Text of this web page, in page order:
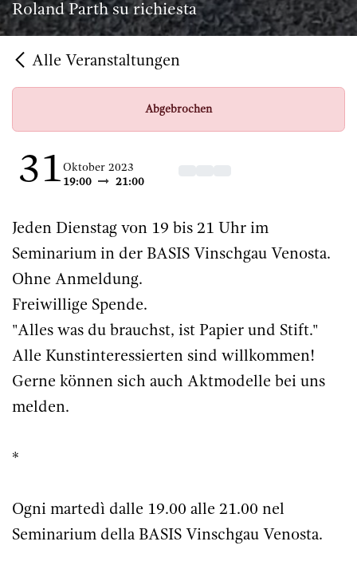
Roland Parth su richiesta
Alle Veranstaltungen
Abgebrochen
31 Oktober 2023
19:00
21:00
Jeden Dienstag von 19 bis 21 Uhr im
Seminarium in der BASIS Vinschgau Venosta.
Ohne Anmeldung.
Freiwillige Spende.
"Alles was du brauchst, ist Papier und Stift."
Alle Kunstinteressierten sind willkommen!
Gerne können sich auch Aktmodelle bei uns
melden.
*
Ogni martedì dalle 19.00 alle 21.00 nel
Seminarium della BASIS Vinschgau Venosta.